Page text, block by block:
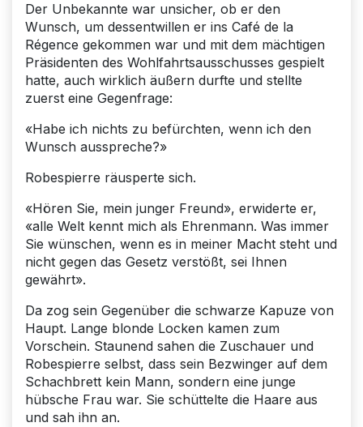
Der Unbekannte war unsicher, ob er den
Wunsch, um dessentwillen er ins Café de la
Régence gekommen war und mit dem mächtigen
Präsidenten des Wohlfahrtsausschusses gespielt
hatte, auch wirklich äußern durfte und stellte
zuerst eine Gegenfrage:
«Habe ich nichts zu befürchten, wenn ich den
Wunsch ausspreche?»
Robespierre räusperte sich.
«Hören Sie, mein junger Freund», erwiderte er,
«alle Welt kennt mich als Ehrenmann. Was immer
Sie wünschen, wenn es in meiner Macht steht und
nicht gegen das Gesetz verstößt, sei Ihnen
gewährt».
Da zog sein Gegenüber die schwarze Kapuze von
Haupt. Lange blonde Locken kamen zum
Vorschein. Staunend sahen die Zuschauer und
Robespierre selbst, dass sein Bezwinger auf dem
Schachbrett kein Mann, sondern eine junge
hübsche Frau war. Sie schüttelte die Haare aus
und sah ihn an.